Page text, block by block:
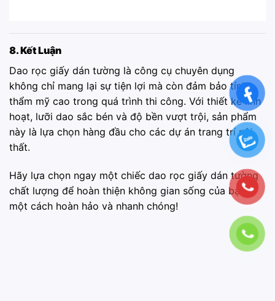
8. Kết Luận
Dao rọc giấy dán tường là công cụ chuyên dụng
không chỉ mang lại sự tiện lợi mà còn đảm bảo tính
thẩm mỹ cao trong quá trình thi công. Với thiết kế linh
hoạt, lưỡi dao sắc bén và độ bền vượt trội, sản phẩm
này là lựa chọn hàng đầu cho các dự án trang trí nội
thất.
Hãy lựa chọn ngay một chiếc dao rọc giấy dán tường
chất lượng để hoàn thiện không gian sống của bạn
một cách hoàn hảo và nhanh chóng!